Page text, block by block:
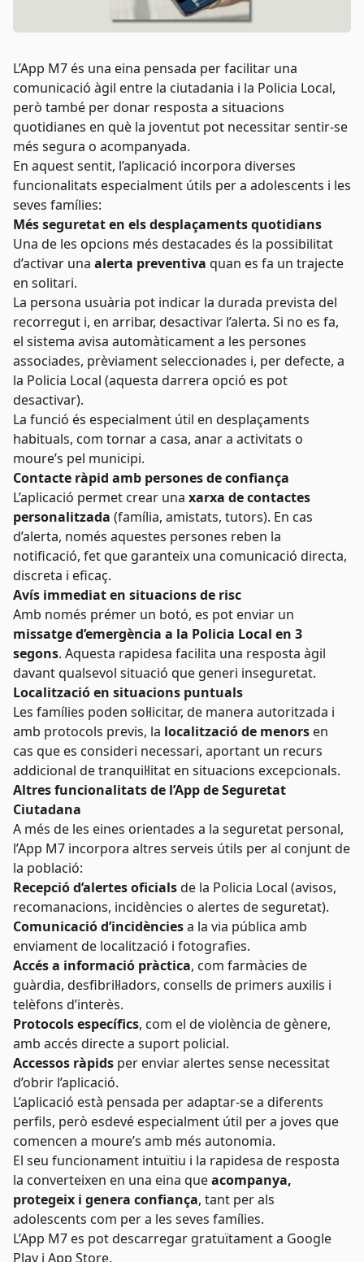
L’App M7 és una eina pensada per facilitar una
comunicació àgil entre la ciutadania i la Policia Local,
però també per donar resposta a situacions
quotidianes en què la joventut pot necessitar sentir-se
més segura o acompanyada.
En aquest sentit, l’aplicació incorpora diverses
funcionalitats especialment útils per a adolescents i les
seves famílies:
Més seguretat en els desplaçaments quotidians
Una de les opcions més destacades és la possibilitat
d’activar una alerta preventiva quan es fa un trajecte
en solitari.
La persona usuària pot indicar la durada prevista del
recorregut i, en arribar, desactivar l’alerta. Si no es fa,
el sistema avisa automàticament a les persones
associades, prèviament seleccionades i, per defecte, a
la Policia Local (aquesta darrera opció es pot
desactivar).
La funció és especialment útil en desplaçaments
habituals, com tornar a casa, anar a activitats o
moure’s pel municipi.
Contacte ràpid amb persones de confiança
L’aplicació permet crear una xarxa de contactes
personalitzada (família, amistats, tutors). En cas
d’alerta, només aquestes persones reben la
notificació, fet que garanteix una comunicació directa,
discreta i eficaç.
Avís immediat en situacions de risc
Amb només prémer un botó, es pot enviar un
missatge d’emergència a la Policia Local en 3
segons. Aquesta rapidesa facilita una resposta àgil
davant qualsevol situació que generi inseguretat.
Localització en situacions puntuals
Les famílies poden sol·licitar, de manera autoritzada i
amb protocols previs, la localització de menors en
cas que es consideri necessari, aportant un recurs
addicional de tranquil·litat en situacions excepcionals.
Altres funcionalitats de l’App de Seguretat
Ciutadana
A més de les eines orientades a la seguretat personal,
l’App M7 incorpora altres serveis útils per al conjunt de
la població:
Recepció d’alertes oficialsde la Policia Local (avisos,
recomanacions, incidències o alertes de seguretat).
Comunicació d’incidènciesa la via pública amb
enviament de localització i fotografies.
Accés a informació pràctica, com farmàcies de
guàrdia, desfibril·ladors, consells de primers auxilis i
telèfons d’interès.
Protocols específics, com el de violència de gènere,
amb accés directe a suport policial.
Accessos ràpids per enviar alertes sense necessitat
d’obrir l’aplicació.
L’aplicació està pensada per adaptar-se a diferents
perfils, però esdevé especialment útil per a joves que
comencen a moure’s amb més autonomia.
El seu funcionament intuïtiu i la rapidesa de resposta
la converteixen en una eina queacompanya,
protegeix i genera confiança, tant per als
adolescents com per a les seves famílies.
L’App M7 es pot descarregar gratuïtament a Google
Play i App Store.